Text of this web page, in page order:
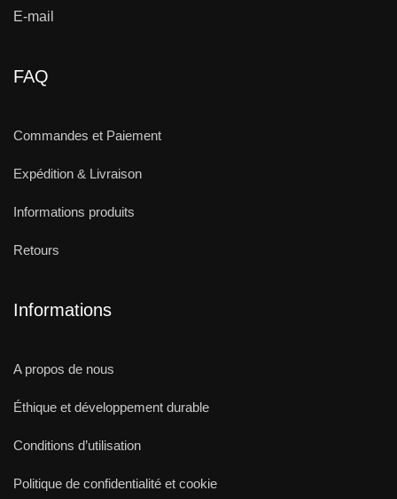
E-mail
FAQ
Commandes et Paiement
Expédition & Livraison
Informations produits
Retours
Informations
A propos de nous
Éthique et développement durable
Conditions d’utilisation
Politique de confidentialité et cookie